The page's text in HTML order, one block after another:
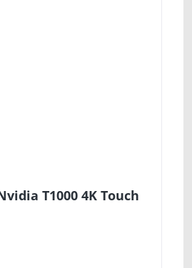
T1000 4K Touch